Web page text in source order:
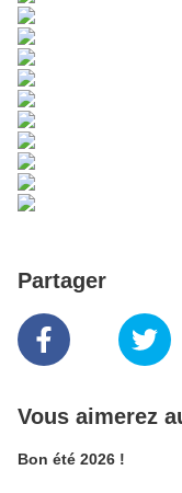
Partager
Vous aimerez
Bon été 2026 !